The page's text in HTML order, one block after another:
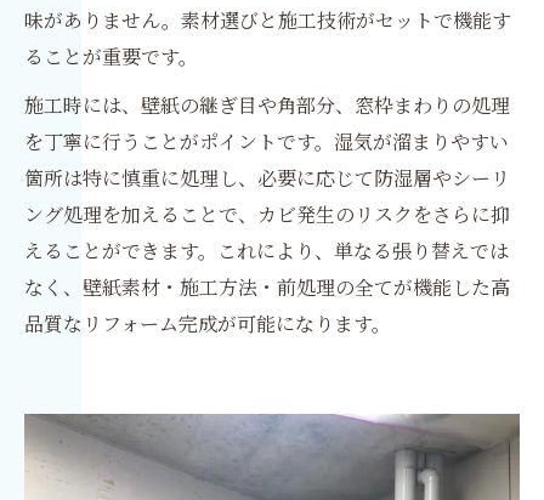
味がありません。素材選びと施工技術がセットで機能す
ることが重要です。
施工時には、壁紙の継ぎ目や角部分、窓枠まわりの処理
を丁寧に行うことがポイントです。湿気が溜まりやすい
箇所は特に慎重に処理し、必要に応じて防湿層やシーリ
ング処理を加えることで、カビ発生のリスクをさらに抑
えることができます。これにより、単なる張り替えでは
なく、壁紙素材・施工方法・前処理の全てが機能した高
品質なリフォーム完成が可能になります。